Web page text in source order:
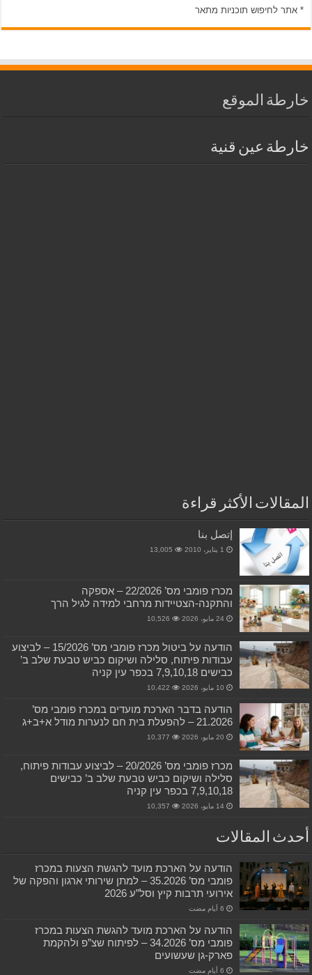
* אתר לחיפוש תוכניות מתאר
خارطة الموقع
خارطة عين قنية
المقالات الأكثر قراءة
إتصل بنا
1 يناير، 2010 13,005
מכרז פומבי מס’ 22/2026 – אספקה
והתקנה-הצטיידות מרחבי למידה לגיל הרך
24 مايو، 2026 10,526
הודעה על ביטול מכרז פומבי מס’ 15/2026 – לביצוע
עבודות פיתוח, סלילה ושיקום כביש טבעת שלב ב’
כבישים 7,9,10,18 בכפר עין קניה
10 مايو، 2026 10,422
הודעה בדבר הארכת מועדים במכרז פומבי מס’
21.2026 – להפעלת בית חם לנערות מודל א+ב+ג
20 مايو، 2026 10,377
מכרז פומבי מס’ 20/2026 – לביצוע עבודות פיתוח,
סלילה ושיקום כביש טבעת שלב ב’ כבישים
7,9,10,18 בכפר עין קניה
14 مايو، 2026 10,357
أحدث المقالات
הודעה על הארכת מועד להגשת הצעות במכרז
פומבי מס’ 35.2026 – למתן שירותי ארגון והפקה של
אירועי תרבות קיץ וסל”ע 2026
הודעה על הארכת מועד להגשת הצעות במכרז
פומבי מס’ 34.2026 – לפיתוח שצ”פ ולהקמת
פארק-גן שעשועים